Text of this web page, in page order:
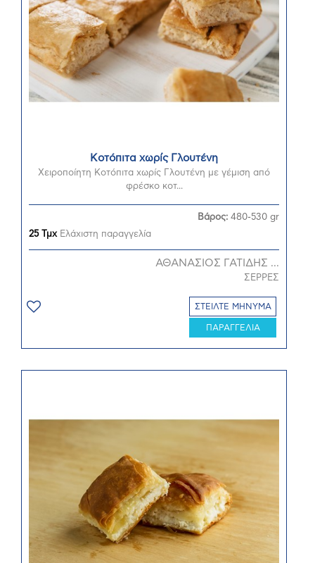
Κοτόπιτα χωρίς Γλουτένη
Χειροποίητη Κοτόπιτα χωρίς Γλουτένη με γέμιση από
φρέσκο κοτ...
25 ΤμχΕλάχιστη παραγγελία
Βάρος: 480-530 gr
ΑΘΑΝΑΣΙΟΣ ΓΑΤΙΔΗΣ ...
ΣΕΡΡΕΣ
ΣΤΕΙΛΤΕ ΜΗΝΥΜΑ
ΠΑΡΑΓΓΕΛΙΑ